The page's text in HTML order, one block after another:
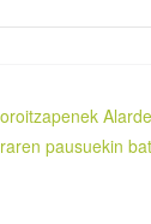
pausuekin